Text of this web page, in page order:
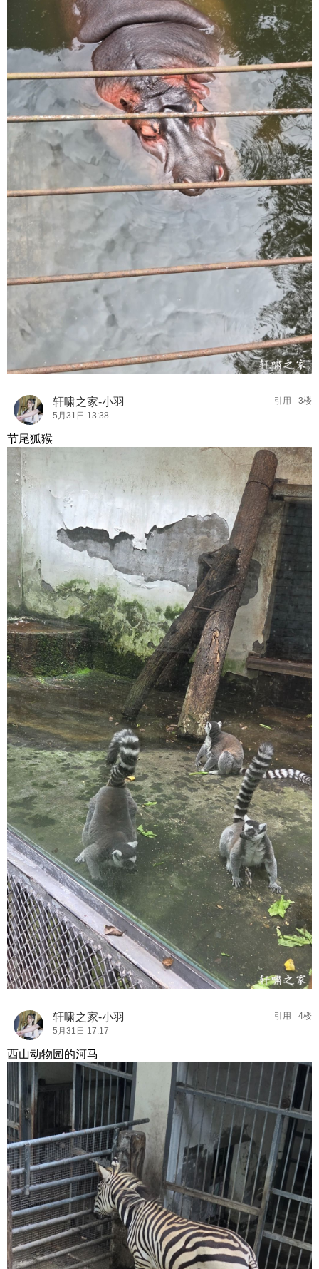
轩啸之家-小羽
5月31日 13:38
引用 3楼
节尾狐猴
轩啸之家-小羽
5月31日 17:17
引用 4楼
西山动物园的河马